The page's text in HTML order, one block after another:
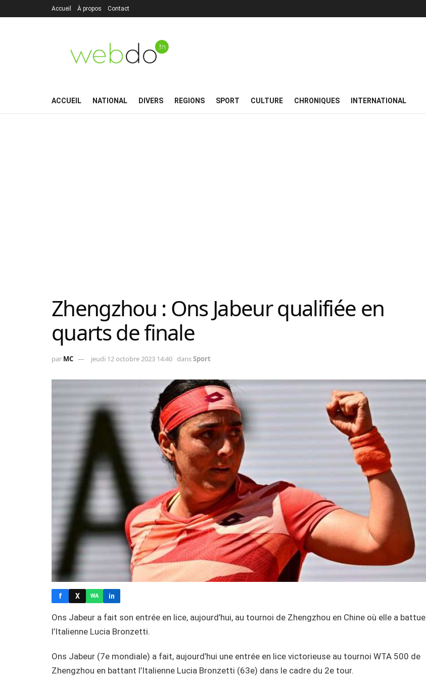
Accueil À propos Contact
ACCUEIL NATIONAL DIVERS REGIONS SPORT CULTURE CHRONIQUES INTERNATIONAL
Zhengzhou : Ons Jabeur qualifiée en
quarts de finale
par MC jeudi 12 octobre 2023 14:40 dansSport
f X WA in
Ons Jabeur a fait son entrée en lice, aujourd’hui, au tournoi de Zhengzhou en Chine où elle a battue
l’Italienne Lucia Bronzetti.
Ons Jabeur (7e mondiale) a fait, aujourd’hui une entrée en lice victorieuse au tournoi WTA 500 de
Zhengzhou en battant l’Italienne Lucia Bronzetti (63e) dans le cadre du 2e tour.